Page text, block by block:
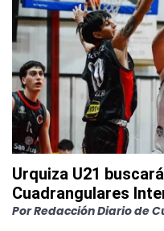
Urquiza U21
Cuadrangulares
PorRedacción Diario de